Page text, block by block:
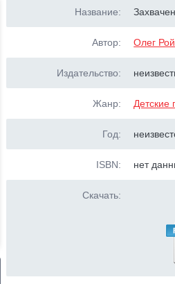
Название:
Автор: Олег Рой
Издательство:
Жанр: Детские
Год:
ISBN: нет
Скачать: